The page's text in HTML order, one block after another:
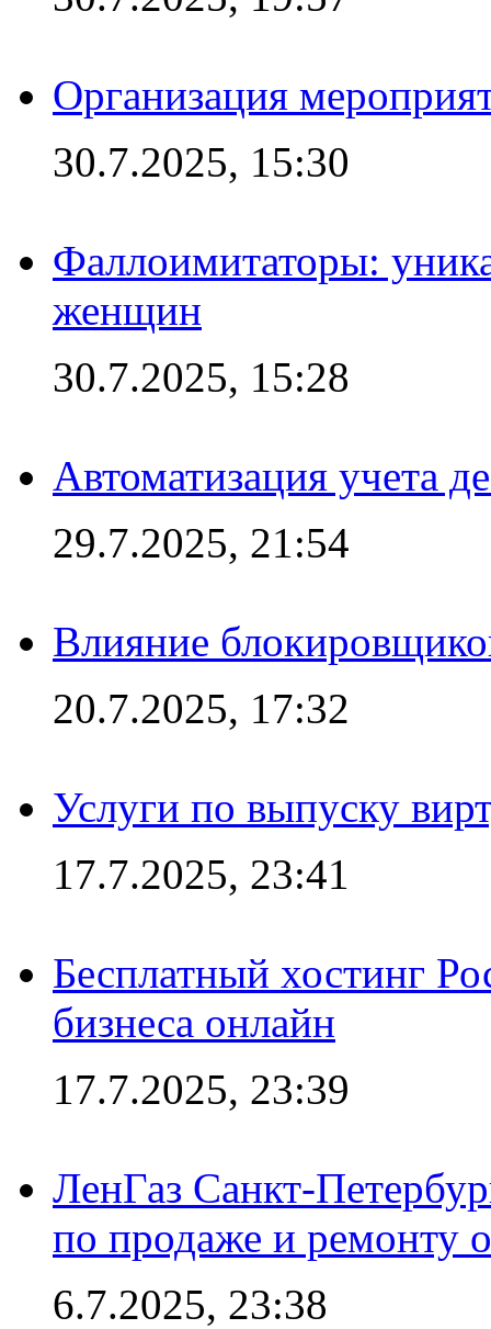
Организация
30.7.2025, 15:30
Фаллоимитаторы:
женщин
30.7.2025, 15:28
Автоматизация учета
29.7.2025, 21:54
Влияние
20.7.2025, 17:32
Услуги по выпуску
17.7.2025, 23:41
Бесплатный хостинг
бизнеса онлайн
17.7.2025, 23:39
ЛенГаз Санкт-
по продаже и ремонту
6.7.2025, 23:38